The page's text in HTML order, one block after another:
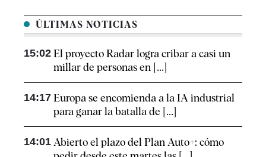
ÚLTIMAS NOTICIAS
15:02 El proyecto Radar logra cribar a casi un
millar de personas en [...]
14:17 Europa se encomienda a la IA industrial
para ganar la batalla de [...]
14:01 Abierto el plazo del Plan Auto+: cómo